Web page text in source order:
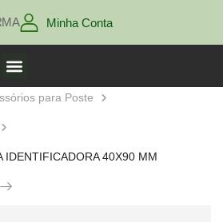
Minha Conta
para Poste
IDENTIFICADORA 40X90 MM